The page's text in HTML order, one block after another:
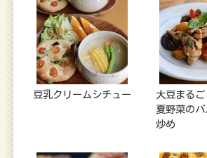
豆乳クリームシチュー
大豆まる
夏野菜の
炒め